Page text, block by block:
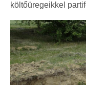
költőüregeikkel